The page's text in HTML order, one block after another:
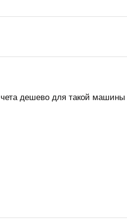
чета дешево для такой